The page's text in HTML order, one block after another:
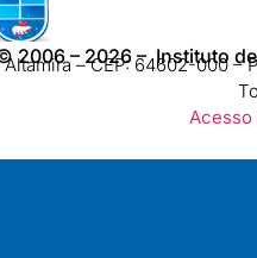
2006 – 2026– Instituto de
Altamira – CEP: 64602-000 –
Acesso